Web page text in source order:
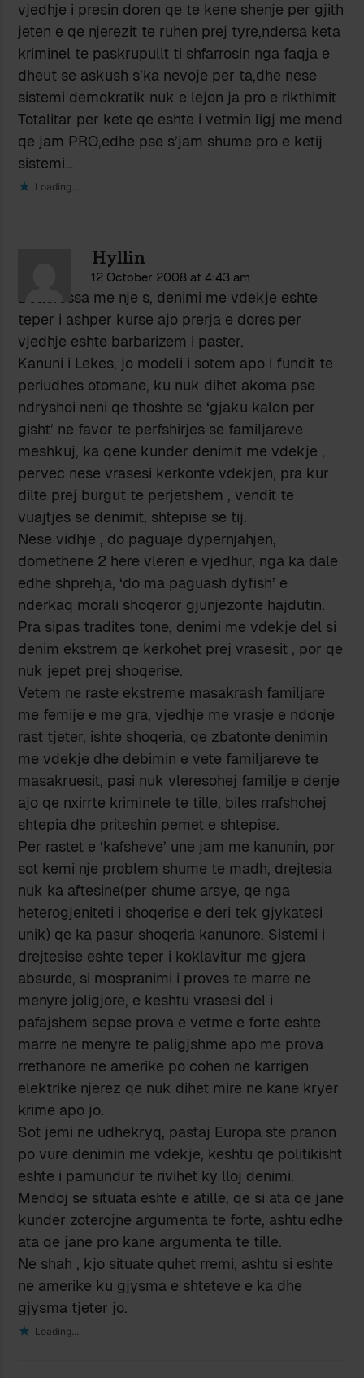
vjedhje i presin doren qe te kene shenje per gjith
jeten e qe njerezit te ruhen prej tyre,ndersa keta
kriminel te paskrupullt ti shfarrosin nga faqja e
dheut se askush s’ka nevoje per ta,dhe nese
sistemi demokratik nuk e lejon ja pro e rikthimit
Totalitar per kete qe eshte i vetmin ligj me mend
qe jam PRO,edhe pse s’jam shume pro e ketij
sistemi…
Loading...
Hyllin
12 October 2008 at 4:43 am
Dottoressa me nje s, denimi me vdekje eshte
teper i ashper kurse ajo prerja e dores per
vjedhje eshte barbarizem i paster.
Kanuni i Lekes, jo modeli i sotem apo i fundit te
periudhes otomane, ku nuk dihet akoma pse
ndryshoi neni qe thoshte se ‘gjaku kalon per
gisht’ ne favor te perfshirjes se familjareve
meshkuj, ka qene kunder denimit me vdekje ,
pervec nese vrasesi kerkonte vdekjen, pra kur
dilte prej burgut te perjetshem , vendit te
vuajtjes se denimit, shtepise se tij.
Nese vidhje , do paguaje dypernjahjen,
domethene 2 here vleren e vjedhur, nga ka dale
edhe shprehja, ‘do ma paguash dyfish’ e
nderkaq morali shoqeror gjunjezonte hajdutin.
Pra sipas tradites tone, denimi me vdekje del si
denim ekstrem qe kerkohet prej vrasesit , por qe
nuk jepet prej shoqerise.
Vetem ne raste ekstreme masakrash familjare
me femije e me gra, vjedhje me vrasje e ndonje
rast tjeter, ishte shoqeria, qe zbatonte denimin
me vdekje dhe debimin e vete familjareve te
masakruesit, pasi nuk vleresohej familje e denje
ajo qe nxirrte kriminele te tille, biles rrafshohej
shtepia dhe priteshin pemet e shtepise.
Per rastet e ‘kafsheve’ une jam me kanunin, por
sot kemi nje problem shume te madh, drejtesia
nuk ka aftesine(per shume arsye, qe nga
heterogjeniteti i shoqerise e deri tek gjykatesi
unik) qe ka pasur shoqeria kanunore. Sistemi i
drejtesise eshte teper i koklavitur me gjera
absurde, si mospranimi i proves te marre ne
menyre joligjore, e keshtu vrasesi del i
pafajshem sepse prova e vetme e forte eshte
marre ne menyre te paligjshme apo me prova
rrethanore ne amerike po cohen ne karrigen
elektrike njerez qe nuk dihet mire ne kane kryer
krime apo jo.
Sot jemi ne udhekryq, pastaj Europa ste pranon
po vure denimin me vdekje, keshtu qe politikisht
eshte i pamundur te rivihet ky lloj denimi.
Mendoj se situata eshte e atille, qe si ata qe jane
kunder zoterojne argumenta te forte, ashtu edhe
ata qe jane pro kane argumenta te tille.
Ne shah , kjo situate quhet rremi, ashtu si eshte
ne amerike ku gjysma e shteteve e ka dhe
gjysma tjeter jo.
Loading...